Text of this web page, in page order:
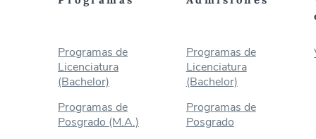
Programas de
Licenciatura
(Bachelor)
Programas de
Posgrado (M.A.)
Programas de
Licenciatura
(Bachelor)
Programas de
Posgrado